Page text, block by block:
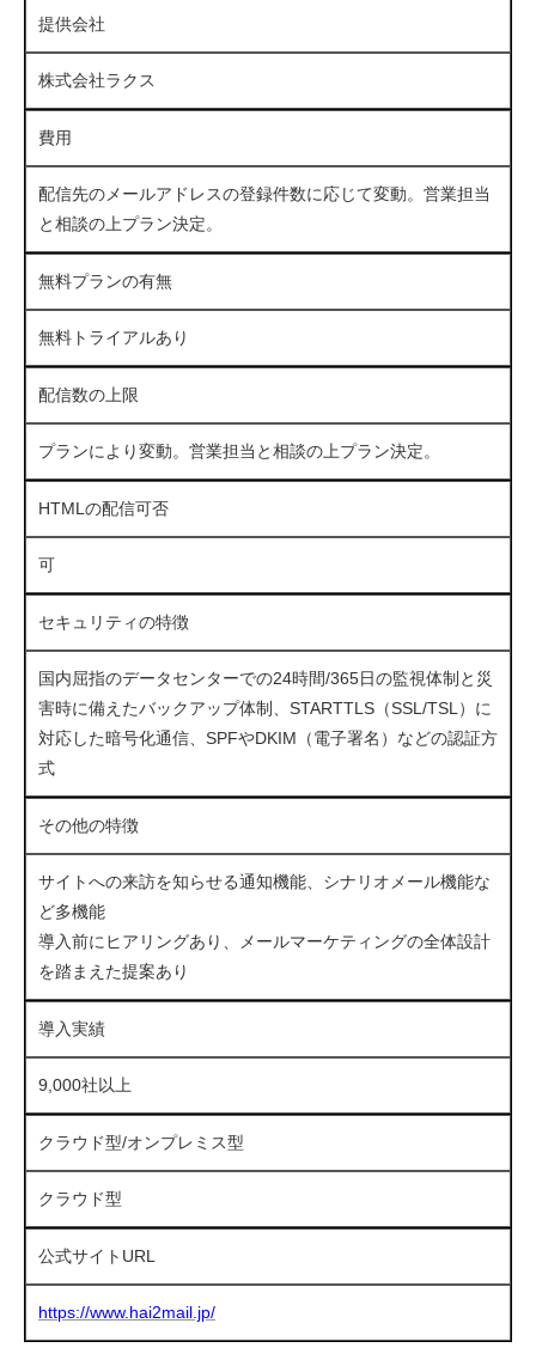
提供会社
株式会社ラクス
費用
配信先のメールアドレスの登録件数に応じて変動。営業担当
と相談の上プラン決定。
無料プランの有無
無料トライアルあり
配信数の上限
プランにより変動。営業担当と相談の上プラン決定。
HTMLの配信可否
可
セキュリティの特徴
国内屈指のデータセンターでの24時間/365日の監視体制と災
害時に備えたバックアップ体制、STARTTLS（SSL/TSL）に
対応した暗号化通信、SPFやDKIM（電子署名）などの認証方
式
その他の特徴
サイトへの来訪を知らせる通知機能、シナリオメール機能な
ど多機能
導入前にヒアリングあり、メールマーケティングの全体設計
を踏まえた提案あり
導入実績
9,000社以上
クラウド型/オンプレミス型
クラウド型
公式サイトURL
https://www.hai2mail.jp/